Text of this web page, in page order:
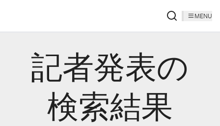
MENU
記者発表の
検索結果